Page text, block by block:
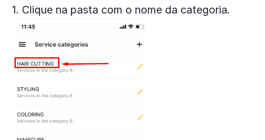
1. Clique na pasta com o nome da categoria.